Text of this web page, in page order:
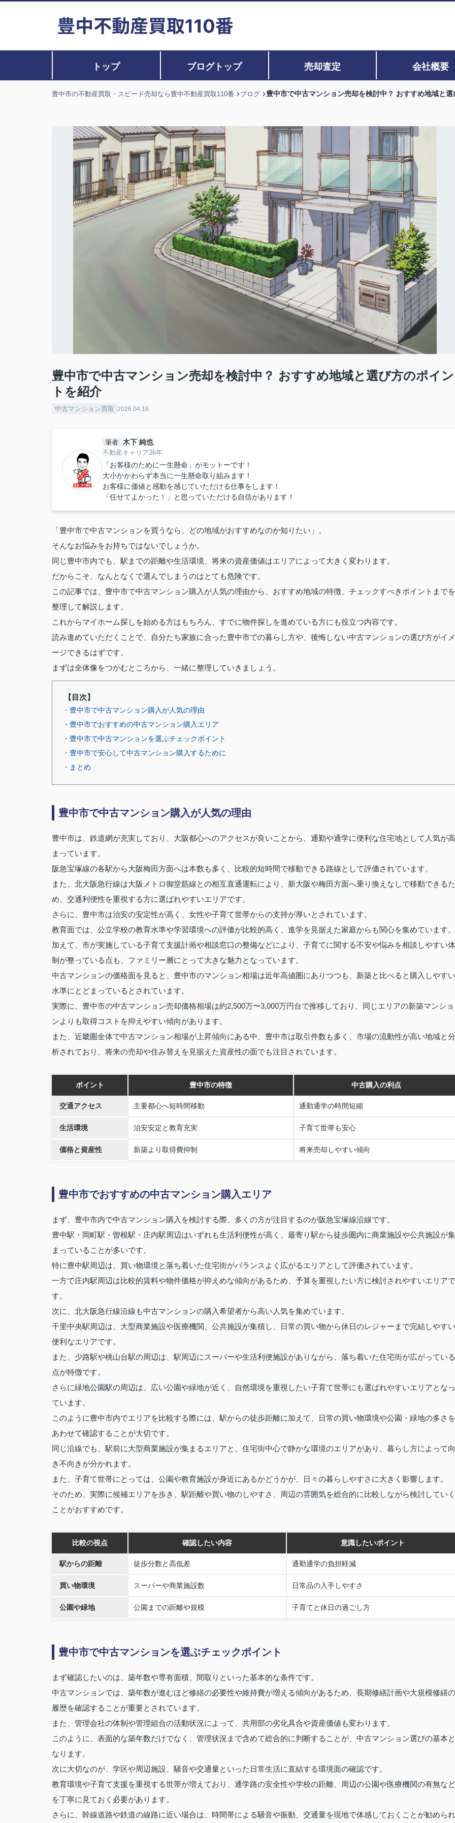
トップ ブログトップ 売却査定 会社概要
豊中市の不動産買取・スピード売却なら豊中不動産買取110番 ブログ 豊中市で中古マンション売却を検討中？ おすすめ地域と
豊中市で中古マンション売却を検討中？ おすすめ地域と選び方のポイン
トを紹介
中古マンション買取 2026.04.16
筆者 木下 純也
不動産キャリア36年
「お客様のために一生懸命」がモットーです！
大小かかわらず本当に一生懸命取り組みます！
お客様に価値と感動を感じていただける仕事をします！
「任せてよかった！」と思っていただける自信があります！
「豊中市で中古マンションを買うなら、どの地域がおすすめなのか知りたい」。
そんなお悩みをお持ちではないでしょうか。
同じ豊中市内でも、駅までの距離や生活環境、将来の資産価値はエリアによって大きく変わります。
だからこそ、なんとなくで選んでしまうのはとても危険です。
この記事では、豊中市で中古マンション購入が人気の理由から、おすすめ地域の特徴、チェックすべきポイントまでを
整理して解説します。
これからマイホーム探しを始める方はもちろん、すでに物件探しを進めている方にも役立つ内容です。
読み進めていただくことで、自分たち家族に合った豊中市での暮らし方や、後悔しない中古マンションの選び方がイメ
ージできるはずです。
まずは全体像をつかむところから、一緒に整理していきましょう。
【目次】
・豊中市で中古マンション購入が人気の理由
・豊中市でおすすめの中古マンション購入エリア
・豊中市で中古マンションを選ぶチェックポイント
・豊中市で安心して中古マンション購入するために
・まとめ
豊中市で中古マンション購入が人気の理由
豊中市は、鉄道網が充実しており、大阪都心へのアクセスが良いことから、通勤や通学に便利な住宅地として人気が高
まっています。
阪急宝塚線の各駅から大阪梅田方面へは本数も多く、比較的短時間で移動できる路線として評価されています。
また、北大阪急行線は大阪メトロ御堂筋線との相互直通運転により、新大阪や梅田方面へ乗り換えなしで移動できるた
め、交通利便性を重視する方に選ばれやすいエリアです。
さらに、豊中市は治安の安定性が高く、女性や子育て世帯からの支持が厚いとされています。
教育面では、公立学校の教育水準や学習環境への評価が比較的高く、進学を見据えた家庭からも関心を集めています。
加えて、市が実施している子育て支援計画や相談窓口の整備などにより、子育てに関する不安や悩みを相談しやすい体
制が整っている点も、ファミリー層にとって大きな魅力となっています。
中古マンションの価格面を見ると、豊中市のマンション相場は近年高値圏にありつつも、新築と比べると購入しやすい
水準にとどまっているとされています。
実際に、豊中市の中古マンション売却価格相場は約2,500万〜3,000万円台で推移しており、同じエリアの新築マンショ
ンよりも取得コストを抑えやすい傾向があります。
また、近畿圏全体で中古マンション相場が上昇傾向にある中、豊中市は取引件数も多く、市場の流動性が高い地域と分
析されており、将来の売却や住み替えを見据えた資産性の面でも注目されています。
ポイント 豊中市の特徴 中古購入の利点
交通アクセス 主要都心へ短時間移動 通勤通学の時間短縮
生活環境 治安安定と教育充実 子育て世帯も安心
価格と資産性 新築より取得費抑制 将来売却しやすい傾向
豊中市でおすすめの中古マンション購入エリア
まず、豊中市内で中古マンション購入を検討する際、多くの方が注目するのが阪急宝塚線沿線です。
豊中駅・岡町駅・曽根駅・庄内駅周辺はいずれも生活利便性が高く、最寄り駅から徒歩圏内に商業施設や公共施設が集
まっていることが多いです。
特に豊中駅周辺は、買い物環境と落ち着いた住宅街がバランスよく広がるエリアとして評価されています。
一方で庄内駅周辺は比較的賃料や物件価格が抑えめな傾向があるため、予算を重視したい方に検討されやすいエリアで
す。
次に、北大阪急行線沿線も中古マンションの購入希望者から高い人気を集めています。
千里中央駅周辺は、大型商業施設や医療機関、公共施設が集積し、日常の買い物から休日のレジャーまで完結しやすい
便利なエリアです。
また、少路駅や桃山台駅の周辺は、駅周辺にスーパーや生活利便施設がありながら、落ち着いた住宅街が広がっている
点が特徴です。
さらに緑地公園駅の周辺は、広い公園や緑地が近く、自然環境を重視したい子育て世帯にも選ばれやすいエリアとなっ
ています。
このように豊中市内でエリアを比較する際には、駅からの徒歩距離に加えて、日常の買い物環境や公園・緑地の多さを
あわせて確認することが大切です。
同じ沿線でも、駅前に大型商業施設が集まるエリアと、住宅街中心で静かな環境のエリアがあり、暮らし方によって向
き不向きが分かれます。
また、子育て世帯にとっては、公園や教育施設が身近にあるかどうかが、日々の暮らしやすさに大きく影響します。
そのため、実際に候補エリアを歩き、駅距離や買い物のしやすさ、周辺の雰囲気を総合的に比較しながら検討していく
ことがおすすめです。
比較の視点 確認したい内容 意識したいポイント
駅からの距離 徒歩分数と高低差 通勤通学の負担軽減
買い物環境 スーパーや商業施設数 日常品の入手しやすさ
公園や緑地 公園までの距離や規模 子育てと休日の過ごし方
豊中市で中古マンションを選ぶチェックポイント
まず確認したいのは、築年数や専有面積、間取りといった基本的な条件です。
中古マンションでは、築年数が進むほど修繕の必要性や維持費が増える傾向があるため、長期修繕計画や大規模修繕の
履歴を確認することが重要とされています。
また、管理会社の体制や管理組合の活動状況によって、共用部の劣化具合や資産価値も変わります。
このように、表面的な築年数だけでなく、管理状況まで含めて総合的に判断することが、中古マンション選びの基本と
なります。
次に大切なのが、学区や周辺施設、騒音や交通量といった日常生活に直結する環境面の確認です。
教育環境や子育て支援を重視する世帯が増えており、通学路の安全性や学校の距離、周辺の公園や医療機関の有無など
を丁寧に見ておく必要があります。
さらに、幹線道路や鉄道の線路に近い場合は、時間帯による騒音や振動、交通量を現地で体感しておくことが勧められ